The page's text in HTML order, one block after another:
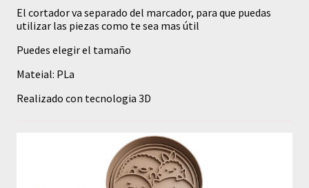
El cortador va separado del marcador, para que puedas
utilizar las piezas como te sea mas útil
Puedes elegir el tamaño
Mateial: PLa
Realizado con tecnologia 3D